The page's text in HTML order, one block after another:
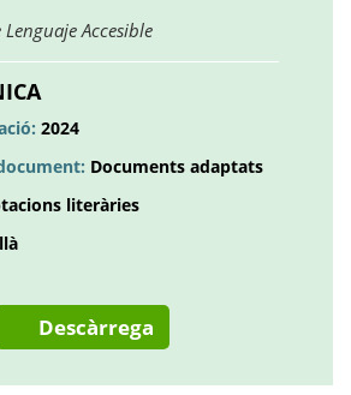
AccesibleObre
2024
Documents adaptats
literàries
Descàrrega